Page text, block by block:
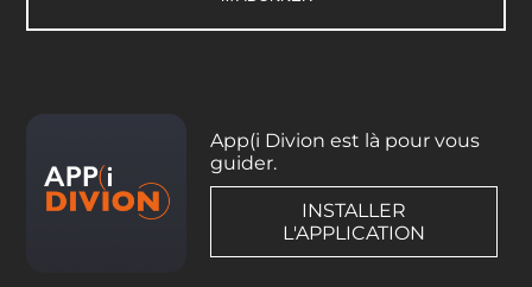
App(i Divion est là pour vous
guider.
INSTALLER
L'APPLICATION